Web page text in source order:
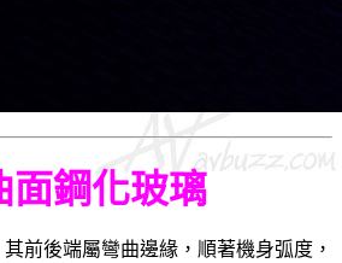
面鋼化玻璃
前後端屬彎曲邊緣，順著機身弧度，